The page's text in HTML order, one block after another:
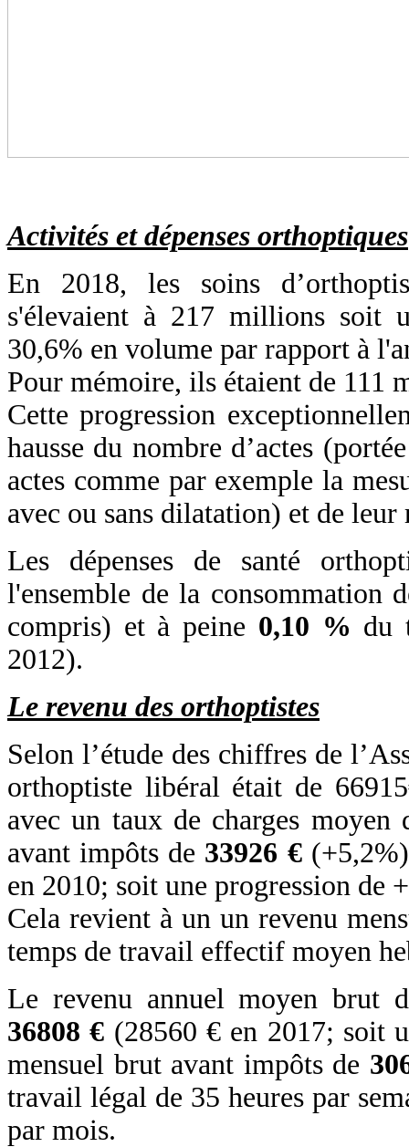
Activités et dépenses orthoptiques
En 2018, les soins
s'élevaient à 217 millions soit
30,6% en volume par rapport à
Pour mémoire, ils étaient de 111
Cette progression
hausse du nombre d’actes
actes comme par exemple la
avec ou sans dilatation) et de
Les dépenses de santé
l'ensemble de la consommation
compris) et à peine 0,10 % du
2012).
Le revenu des orthoptistes
Selon l’étude des chiffres de
orthoptiste libéral était de
avec un taux de charges
avant impôts de 33926 €
en 2010; soit une progression de
Cela revient à un un revenu
temps de travail effectif moyen
Le revenu annuel moyen brut
36808 € (28560 € en 2017; soit
mensuel brut avant impôts de
travail légal de 35 heures par
par mois.